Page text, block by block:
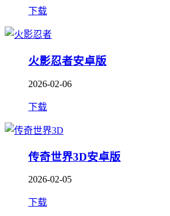
下载
火影忍者安卓版
2026-02-06
下载
传奇世界3D安卓版
2026-02-05
下载